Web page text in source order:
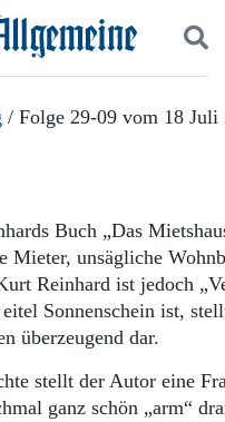
/ Folge 29-09 vom 18 Juli
Buch „Das
Mieter, unsägliche
Reinhard ist jedoch
Sonnenschein ist,
überzeugend dar.
stellt der Autor eine
ganz schön „arm“